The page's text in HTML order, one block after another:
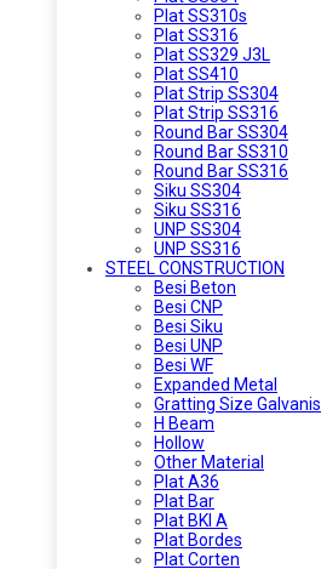
Plat SS310s
Plat SS316
Plat SS329 J3L
Plat SS410
Plat Strip SS304
Plat Strip SS316
Round Bar SS304
Round Bar SS310
Round Bar SS316
Siku SS304
Siku SS316
UNP SS304
UNP SS316
STEEL CONSTRUCTION
Besi Beton
Besi CNP
Besi Siku
Besi UNP
Besi WF
Expanded Metal
Gratting Size Galvanis
H Beam
Hollow
Other Material
Plat A36
Plat Bar
Plat BKI A
Plat Bordes
Plat Corten